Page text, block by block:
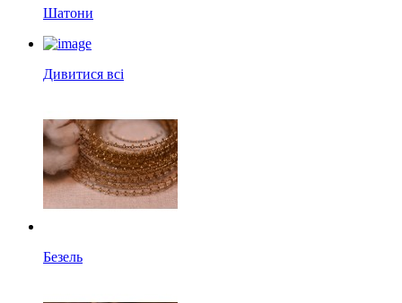
Шатони
Дивитися всі
Безель